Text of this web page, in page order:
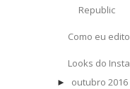
Republic
Como eu
Looks do
► outubro 2016